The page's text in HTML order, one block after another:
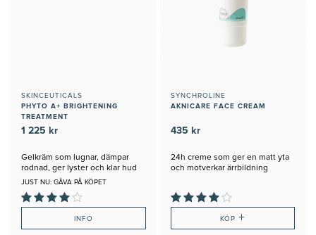
SKINCEUTICALS
PHYTO A+ BRIGHTENING
TREATMENT
1 225 kr
Gelkräm som lugnar, dämpar
rodnad, ger lyster och klar hud
JUST NU: GÅVA PÅ KÖPET
INFO
SYNCHROLINE
AKNICARE FACE CREAM
435 kr
24h creme som ger en matt yta
och motverkar ärrbildning
KÖP +